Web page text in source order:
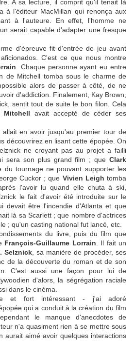
A sa lecture, il comprit qu'il tenait là
à l'éditeur MacMillan qui renonça aux
à l'auteure. En effet, l'homme ne
serait capable d'adapter une fresque
d'épreuve fit d'entrée de jeu avant
C'est ce que nous montre
. Chaque personne ayant eu entre
de Mitchell tomba sous le charme de
alors de passer à côté, de ne
d'addiction. Finalement, Kay Brown,
sentit tout de suite le bon filon. Cela
Mitchell avait accepté de céder ses
en avoir jusqu'au premier tour de
découvrirez en lisant cette épopée. On
ne croyant pas au projet a failli
sera son plus grand film ; que Clark
du tournage ne pouvant supporter les
Cuckor ; que Vivien Leigh tomba
l'avoir lu quand elle chuta à ski,
le fait d'avoir été introduite sur le
devait être l'incendie d'Atlanta et que
là sa Scarlett ; que nombre d'actrices
; qu'un casting national fut lancé, etc.
du livre, puis du film que
François-Guillaume Lorrain . Il fait un
Selznick , sa manière de procéder, ses
de la découverte du roman et de son
C'est aussi une façon pour lui de
d'alors, la ségrégation raciale
dans le cinéma.
et fort intéressant - j'ai adoré
qui a conduit à la création du film
le manque d'anecdotes de
n'a quasiment rien à se mettre sous
aurait aimé avoir quelques interactions